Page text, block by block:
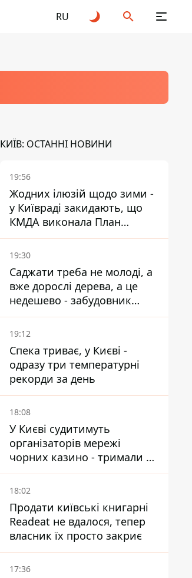
RU
КИЇВ: ОСТАННІ НОВИНИ
19:56
Жодних ілюзій щодо зими -
у Київраді закидають, що
КМДА виконала План
стійкості на 20%
19:30
Саджати треба не молоді, а
вже дорослі дерева, а це
недешево - забудовник
Ніконов
19:12
Спека триває, у Києві -
одразу три температурні
рекорди за день
18:08
У Києві судитимуть
організаторів мережі
чорних казино - тримали 39
закладів
18:02
Продати київські книгарні
Readeat не вдалося, тепер
власник їх просто закриє
17:36